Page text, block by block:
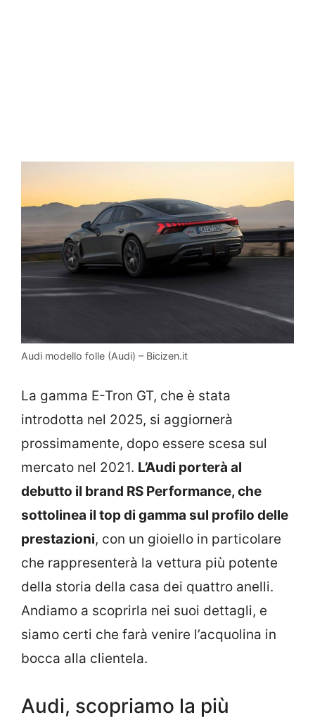
Audi modello folle (Audi) – Bicizen.it
La gamma E-Tron GT, che è stata
introdotta nel 2025, si aggiornerà
prossimamente, dopo essere scesa sul
mercato nel 2021. L’Audi porterà al
debutto il brand RS Performance, che
sottolinea il top di gamma sul profilo delle
prestazioni, con un gioiello in particolare
che rappresenterà la vettura più potente
della storia della casa dei quattro anelli.
Andiamo a scoprirla nei suoi dettagli, e
siamo certi che farà venire l’acquolina in
bocca alla clientela.
Audi, scopriamo la più